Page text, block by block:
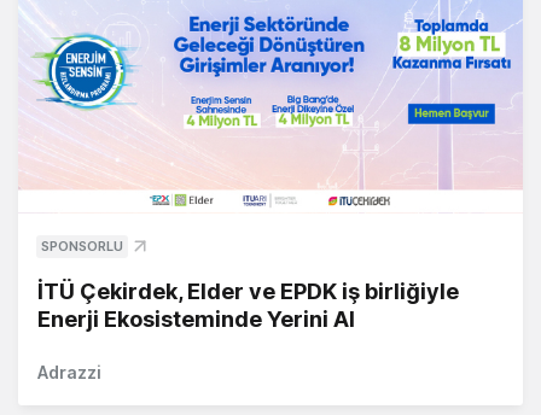
SPONSORLU
İTÜ Çekirdek, Elder ve EPDK iş birliğiyle
Enerji Ekosisteminde Yerini Al
Adrazzi